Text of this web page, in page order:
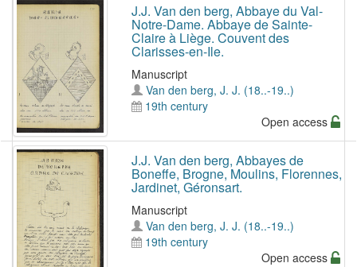
J.J. Van den berg, Abbaye du Val-
Notre-Dame. Abbaye de Sainte-
Claire à Liège. Couvent des
Clarisses-en-Ile.
Manuscript
Van den berg, J. J. (18..-19..)
19th century
Open access
J.J. Van den berg, Abbayes de
Boneffe, Brogne, Moulins, Florennes,
Jardinet, Géronsart.
Manuscript
Van den berg, J. J. (18..-19..)
19th century
Open access